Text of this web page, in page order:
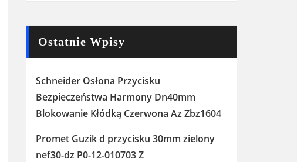
Ostatnie Wpisy
Schneider Osłona Przycisku
Bezpieczeństwa Harmony Dn40mm
Blokowanie Kłódką Czerwona Az Zbz1604
Promet Guzik d przycisku 30mm zielony
nef30-dz P0-12-010703 Z